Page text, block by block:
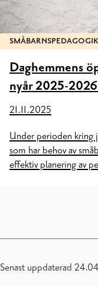
Daghemmens
nyår 2025-
21.11.2025
Under perioden kring
som har behov av
effektiv planering av
Senast uppdaterad